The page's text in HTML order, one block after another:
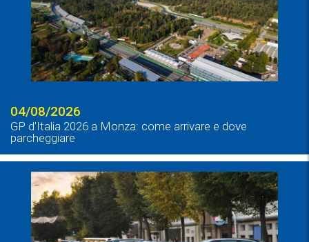
04/08/2026
GP d'Italia 2026 a Monza: come arrivare e dove
parcheggiare